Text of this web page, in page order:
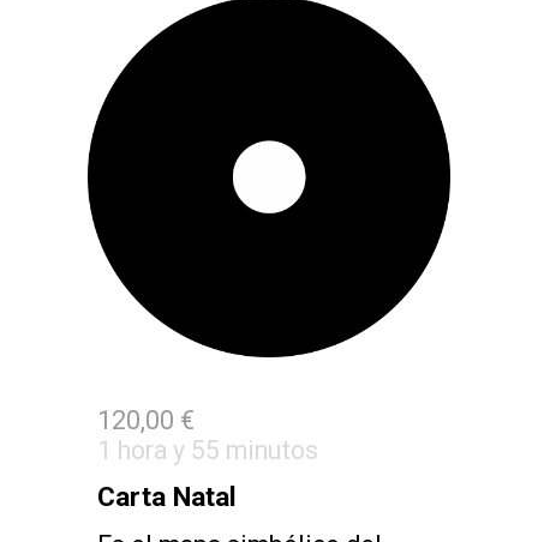
1 20,00 €
1 hora y 55 minutos
Carta Natal